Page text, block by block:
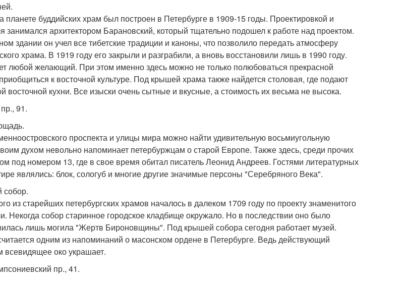
буддийских храм был построен в Петербурге в 1909-15 годы. Проектировкой и
занимался архитектором Барановский, который тщательно подошел к работе над проектом.
здании он учел все тибетские традиции и каноны, что позволило передать атмосферу
храма. В 1919 году его закрыли и разграбили, а вновь восстановили лишь в 1990 году.
любой желающий. При этом именно здесь можно не только полюбоваться прекрасной
к восточной культуре. Под крышей храма также найдется столовая, где подают
восточной кухни. Все изыски очень сытные и вкусные, а стоимость их весьма не высока.
91.
проспекта и улицы мира можно найти удивительную восьмиугольную
духом невольно напоминает петербуржцам о старой Европе. Также здесь, среди прочих
под номером 13, где в свое время обитал писатель Леонид Андреев. Гостями литературных
являлись: блок, сологуб и многие другие значимые персоны "Серебряного Века".
собор.
из старейших петербургских храмов началось в далеком 1709 году по проекту знаменитого
Некогда собор старинное городское кладбище окружало. Но в последствии оно было
лишь могила "Жертв Бироновщины". Под крышей собора сегодня работает музей.
одним из напоминаний о масонском ордене в Петербурге. Ведь действующий
всевидящее око украшает.
пр., 41.